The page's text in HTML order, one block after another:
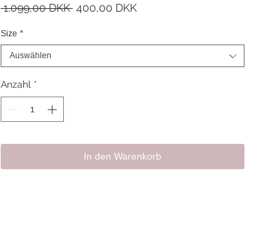
1.099,00 DKK Standardpreis
400,00 DKKSale-
Size *
Auswählen
Anzahl *
In den Warenkorb